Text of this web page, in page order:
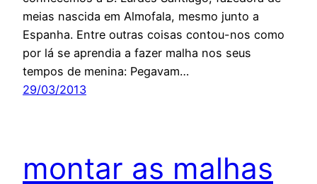
meias nascida em Almofala, mesmo junto a
Espanha. Entre outras coisas contou-nos como
por lá se aprendia a fazer malha nos seus
tempos de menina: Pegavam…
29/03/2013
montar as malhas